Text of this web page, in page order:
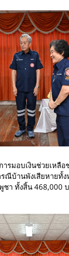
รมอบเงินช่วยเหลื
ณีบ้านพังเสียหายทั้
า ทั้งสิ้น 468,000